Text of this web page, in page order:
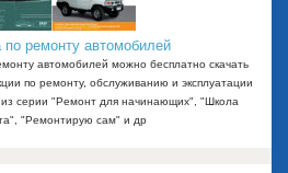
по ремонту автомобилей
автомобилей можно бесплатно скачать
по ремонту, обслуживанию и эксплуатации
серии "Ремонт для начинающих", "Школа
"Ремонтирую сам" и др